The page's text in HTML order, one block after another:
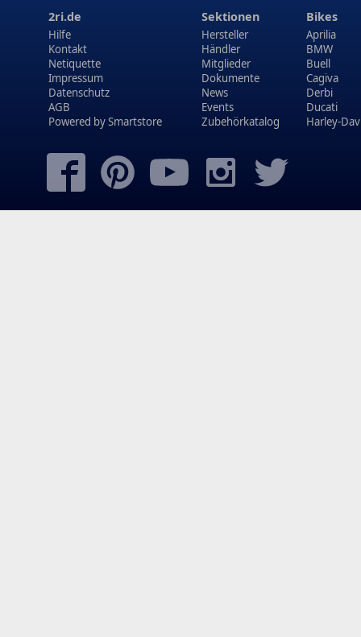
2ri.de
Hilfe
Kontakt
Netiquette
Impressum
Datenschutz
AGB
Powered bySmartstore
Sektionen
Hersteller
Händler
Mitglieder
Dokumente
News
Events
Zubehörkatalog
Bikes
Aprilia
BMW
Buell
Cagiva
Derbi
Ducati
Harley-